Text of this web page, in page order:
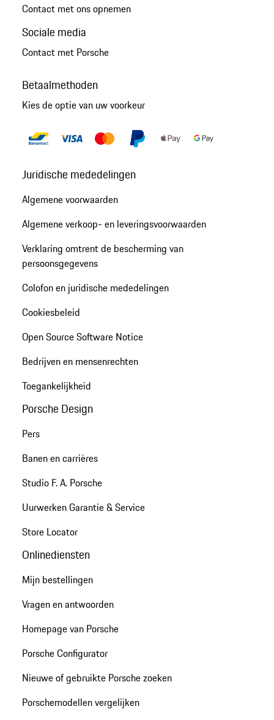
Contact met ons opnemen
Sociale media
Contact met Porsche
Betaalmethoden
Kies de optie van uw voorkeur
Juridische mededelingen
Algemene voorwaarden
Algemene verkoop- en leveringsvoorwaarden
Verklaring omtrent de bescherming van
persoonsgegevens
Colofon en juridische mededelingen
Cookiesbeleid
Open Source Software Notice
Bedrijven en mensenrechten
Toegankelijkheid
Porsche Design
Pers
Banen en carrières
Studio F. A. Porsche
Uurwerken Garantie & Service
Store Locator
Onlinediensten
Mijn bestellingen
Vragen en antwoorden
Homepage van Porsche
Porsche Configurator
Nieuwe of gebruikte Porsche zoeken
Porschemodellen vergelijken